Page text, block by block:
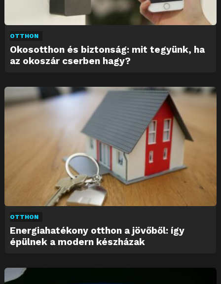
OTTHON
Okosotthon és biztonság: mit tegyünk, ha
az okoszár cserben hagy?
OTTHON
Energiahatékony otthon a jövőből: így
épülnek a modern készházak